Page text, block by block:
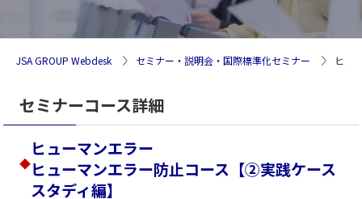
JSA GROUP Webdesk セミナー・説明会・国際標準化セミナー ヒュ
セミナーコース詳細
◆
ヒューマンエラー
ヒューマンエラー防止コース【②実践ケース
スタディ編】